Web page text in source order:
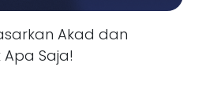
Akad dan
Apa Saja!